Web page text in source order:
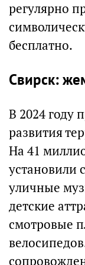
регулярно
бесплатно.
Свирск:
В 2024 году
развития
На 41
установили
уличные
детские
смотровые